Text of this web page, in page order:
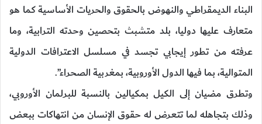
البناء الديمقراطي والنهوض بالحقوق والحريات الأساسية كما هو
متعارف عليها دوليا، بلد متشبث بتحصين وحدته الترابية، وما
عرفته من تطور إيجابي تجسد في مسلسل الاعترافات الدولية
المتوالية، بما فيها الدول الأوروبية، بمغربية الصحراء”.
وتطرق مضيان إلى الكيل بمكيالين بالنسبة للبرلمان الأوروبي،
وذلك بتجاهله لما تتعرض له حقوق الإنسان من انتهاكات ببعض